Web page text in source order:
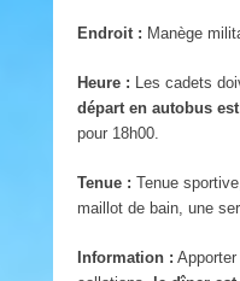
Endroit : Manège
Heure : Les cadets
départ en autobus
pour 18h00.
Tenue : Tenue
maillot de bain, une
Information : Apporter